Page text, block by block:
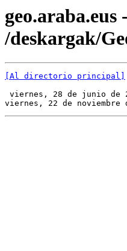
geo.araba.eus -
/deskargak/
[Al directorio principal]
viernes, 28 de junio
viernes, 22 de